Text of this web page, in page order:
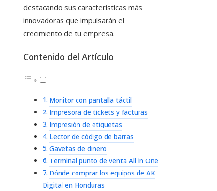
destacando sus características más
innovadoras que impulsarán el
crecimiento de tu empresa.
Contenido del Artículo
Monitor con pantalla táctil
Impresora de tickets y facturas
Impresión de etiquetas
Lector de código de barras
Gavetas de dinero
Terminal punto de venta All in One
Dónde comprar los equipos de AK
Digital en Honduras